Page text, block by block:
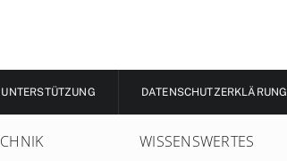
UNTERSTÜTZUNG DATENSCHUTZERKLÄRUNG
WISSENSWERTES